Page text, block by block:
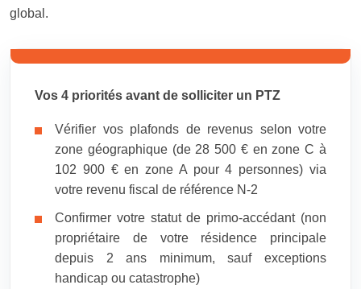
global.
Vos 4 priorités avant de solliciter un PTZ
Vérifier vos plafonds de revenus selon votre
zone géographique (de 28 500 € en zone C à
102 900 € en zone A pour 4 personnes) via
votre revenu fiscal de référence N-2
Confirmer votre statut de primo-accédant (non
propriétaire de votre résidence principale
depuis 2 ans minimum, sauf exceptions
handicap ou catastrophe)